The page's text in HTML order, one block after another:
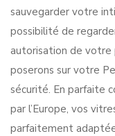
sauvegarder votre
possibilité de
autorisation de votre
poserons sur votre
sécurité. En parfaite
par l’Europe, vos
parfaitement